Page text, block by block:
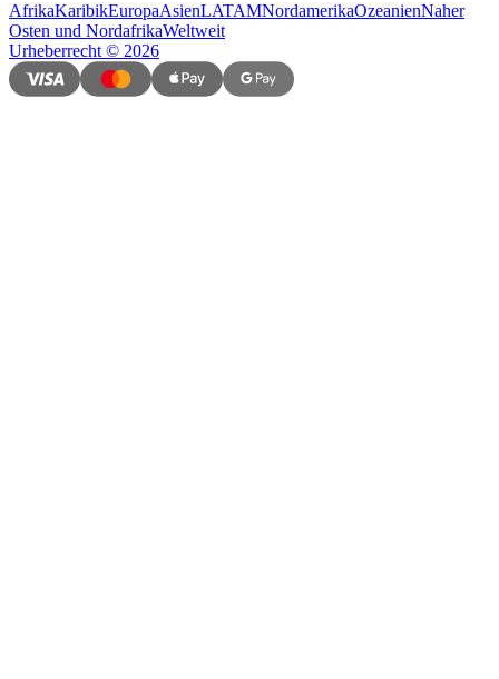
AfrikaKaribikEuropaAsienLATAMNordamerikaOzeanienNaher
Osten und NordafrikaWeltweit
Urheberrecht© 2026